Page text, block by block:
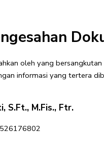
oleh yang
informasi yang tertera
S.Ft., M.Fis., Ftr.